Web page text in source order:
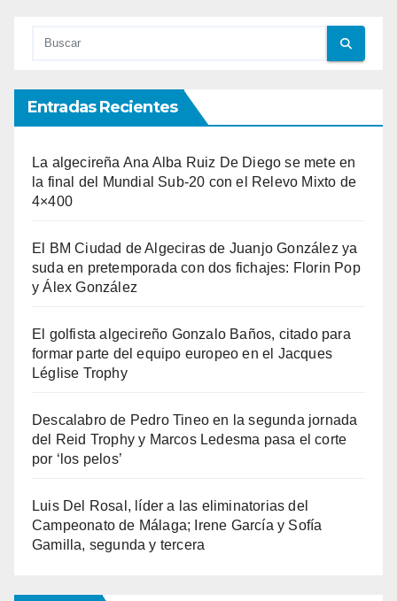
Entradas Recientes
La algecireña Ana Alba Ruiz De Diego se mete en
la final del Mundial Sub-20 con el Relevo Mixto de
4×400
El BM Ciudad de Algeciras de Juanjo González ya
suda en pretemporada con dos fichajes: Florin Pop
y Álex González
El golfista algecireño Gonzalo Baños, citado para
formar parte del equipo europeo en el Jacques
Léglise Trophy
Descalabro de Pedro Tineo en la segunda jornada
del Reid Trophy y Marcos Ledesma pasa el corte
por ‘los pelos’
Luis Del Rosal, líder a las eliminatorias del
Campeonato de Málaga; Irene García y Sofía
Gamilla, segunda y tercera